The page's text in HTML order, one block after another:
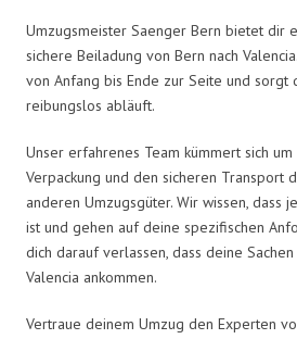
Umzugsmeister Saenger Bern bietet dir
sichere Beiladung von Bern nach
von Anfang bis Ende zur Seite und sorgt
reibungslos abläuft.
Unser erfahrenes Team kümmert sich
Verpackung und den sicheren Transport
anderen Umzugsgüter. Wir wissen, dass
ist und gehen auf deine spezifischen
dich darauf verlassen, dass deine
Valencia ankommen.
Vertraue deinem Umzug den Experten